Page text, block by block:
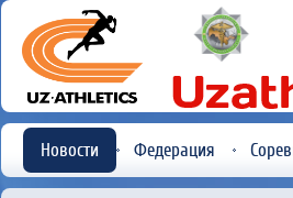
Новости Федерация